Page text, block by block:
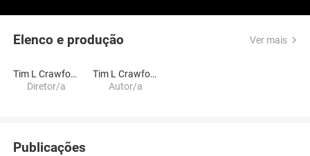
Elenco e produção Ver mais
Tim L Crawford
Diretor/a
Tim L Crawford
Autor/a
Publicações